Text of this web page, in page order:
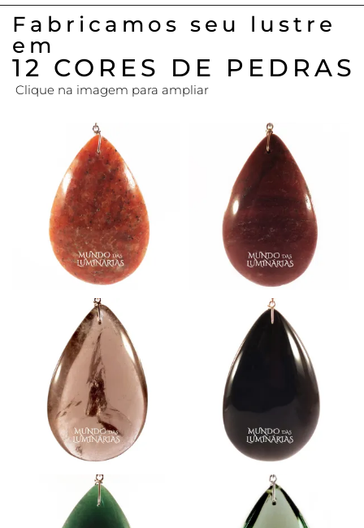
Fabricamos seu lustre
em
12 CORES DE PEDRAS
Clique na imagem para ampliar